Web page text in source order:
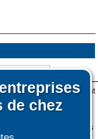
de chez
nommés cookies sont
pour la navigation, le
pour l'éditeur.
travers des cookies à des